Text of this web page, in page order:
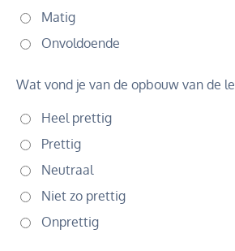
Matig
Onvoldoende
Wat vond je van de opbouw van de
Heel prettig
Prettig
Neutraal
Niet zo prettig
Onprettig